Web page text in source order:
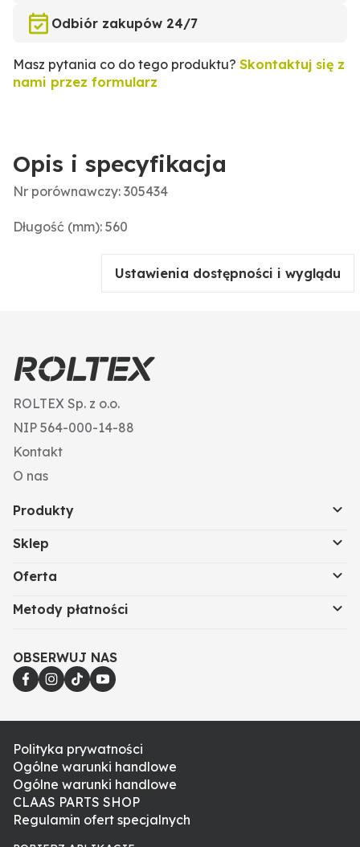
Odbiór zakupów 24/7
Masz pytania co do tego produktu? Skontaktuj się z
nami przez formularz
Opis i specyfikacja
Nr porównawczy: 305434
Długość (mm): 560
Ustawienia dostępności i wyglądu
ROLTEX Sp. z o.o.
NIP 564-000-14-88
Kontakt
O nas
Produkty
Sklep
Oferta
Metody płatności
OBSERWUJ NAS
Polityka prywatności
Ogólne warunki handlowe
Ogólne warunki handlowe
CLAAS PARTS SHOP
Regulamin ofert specjalnych